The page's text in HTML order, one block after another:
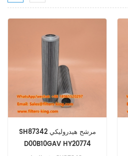
SH87342 مرشح هيدروليكي
D00B10GAV HY20774